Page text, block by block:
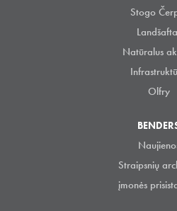
Stogo
Natūralus
Olfry
Straipsnių
įmonės